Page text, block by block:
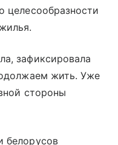
целесообразности
зафиксировала
жить. Уже
стороны
белорусов